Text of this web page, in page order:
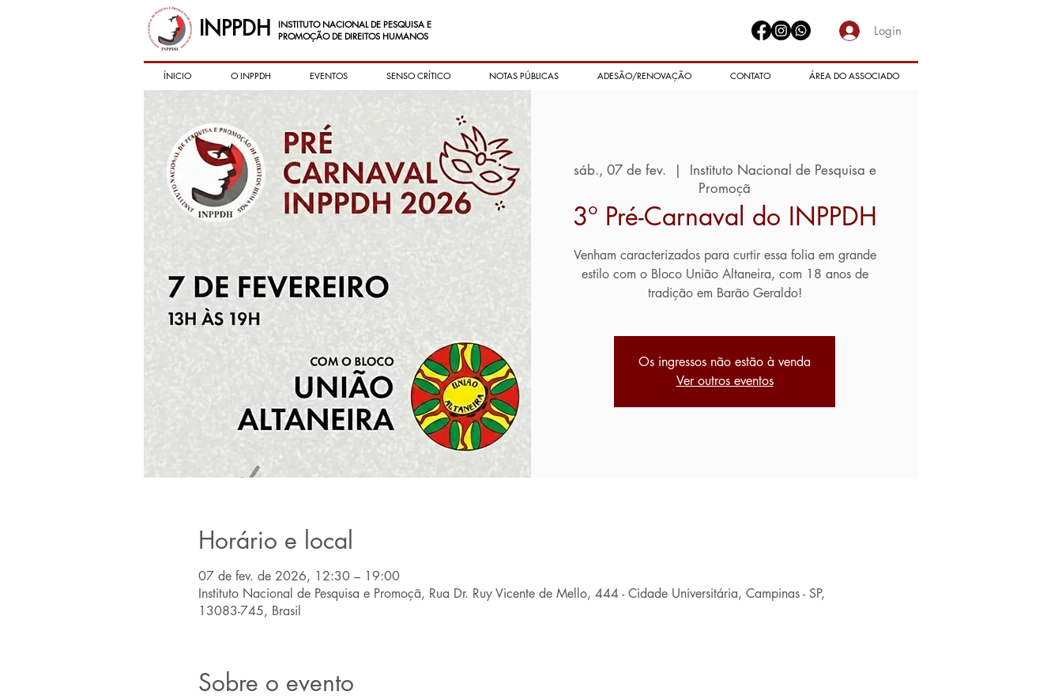
INPPDH
INSTITUTO NACIONAL DE PESQUISA E
PROMOÇÃO DE DIREITOS HUMANOS
Login
ÍNICIO O INPPDH EVENTOS SENSO CRÍTICO NOTAS PÚBLICAS ADESÃO/RENOVAÇÃO CONTATO ÁREA DO ASSOCIADO
sáb., 07 de fev.
  |
Instituto Nacional de Pesquisa e
Promoçã
3º Pré-Carnaval do INPPDH
Venham caracterizados para curtir essa folia em grande
estilo com o Bloco União Altaneira, com 18 anos de
tradição em Barão Geraldo!
Os ingressos não estão à venda
Ver outros eventos
Horário e local
07 de fev. de 2026, 12:30 – 19:00
Instituto Nacional de Pesquisa e Promoçã, Rua Dr. Ruy Vicente de Mello, 444 - Cidade Universitária, Campinas - SP,
13083-745, Brasil
Sobre o evento